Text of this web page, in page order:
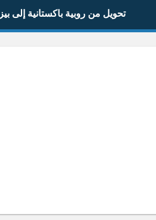
تحويل من روبية باكستانية إلى